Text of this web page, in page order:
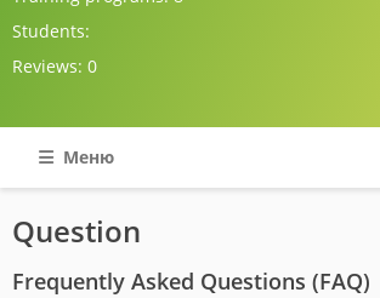
Students:
Reviews: 0
Меню
Question
Frequently Asked Questions (FAQ)